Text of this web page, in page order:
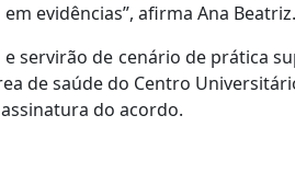
evidências”, afirma Ana Beatriz.
servirão de cenário de prática
de saúde do Centro
do acordo.